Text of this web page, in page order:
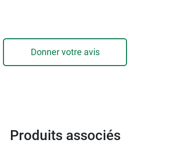
Donner votre avis
Produits associés